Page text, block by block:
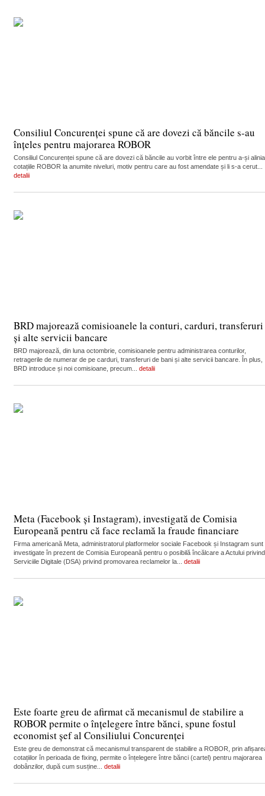
Consiliul Concurenței spune că are dovezi că băncile s-au
înțeles pentru majorarea ROBOR
Consiliul Concurenței spune că are dovezi că băncile au vorbit între ele pentru a-și alinia
cotațiile ROBOR la anumite niveluri, motiv pentru care au fost amendate și li s-a cerut...
detalii
BRD majorează comisioanele la conturi, carduri, transferuri
și alte servicii bancare
BRD majorează, din luna octombrie, comisioanele pentru administrarea conturilor,
retragerile de numerar de pe carduri, transferuri de bani și alte servicii bancare. În plus,
BRD introduce și noi comisioane, precum... detalii
Meta (Facebook și Instagram), investigată de Comisia
Europeană pentru că face reclamă la fraude financiare
Firma americană Meta, administratorul platformelor sociale Facebook și Instagram sunt
investigate în prezent de Comisia Europeană pentru o posibilă încălcare a Actului privind
Serviciile Digitale (DSA) privind promovarea reclamelor la... detalii
Este foarte greu de afirmat că mecanismul de stabilire a
ROBOR permite o înțelegere între bănci, spune fostul
economist șef al Consiliului Concurenței
Este greu de demonstrat că mecanismul transparent de stabilire a ROBOR, prin
cotațiilor în perioada de fixing, permite o înțelegere între bănci (cartel) pentru majorarea
dobânzilor, după cum susține... detalii